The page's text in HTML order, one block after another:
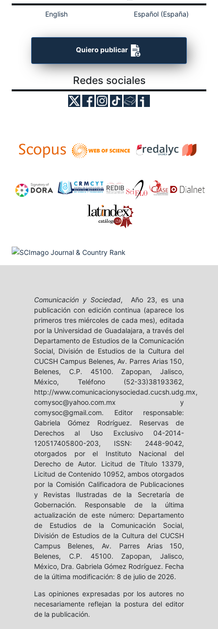
English Español (España)
Quiero publicar
Redes sociales
Comunicación y Sociedad, Año 23, es una
publicación con edición continua (aparece los
primeros tres miércoles de cada mes), editada
por la Universidad de Guadalajara, a través del
Departamento de Estudios de la Comunicación
Social, División de Estudios de la Cultura del
CUCSH Campus Belenes, Av. Parres Arias 150,
Belenes, C.P. 45100. Zapopan, Jalisco,
México, Teléfono (52-33)38193362,
http://www.comunicacionysociedad.cucsh.udg.mx,
comysoc@yahoo.com.mx y
comysoc@gmail.com. Editor responsable:
Gabriela Gómez Rodríguez. Reservas de
Derechos al Uso Exclusivo 04-2014-
120517405800-203, ISSN: 2448-9042,
otorgados por el Instituto Nacional del
Derecho de Autor. Licitud de Título 13379,
Licitud de Contenido 10952, ambos otorgados
por la Comisión Calificadora de Publicaciones
y Revistas Ilustradas de la Secretaría de
Gobernación. Responsable de la última
actualización de este número: Departamento
de Estudios de la Comunicación Social,
División de Estudios de la Cultura del CUCSH
Campus Belenes, Av. Parres Arias 150,
Belenes, C.P. 45100. Zapopan, Jalisco,
México, Dra. Gabriela Gómez Rodríguez. Fecha
de la última modificación: 8 de julio de 2026.
Las opiniones expresadas por los autores no
necesariamente reflejan la postura del editor
de la publicación.